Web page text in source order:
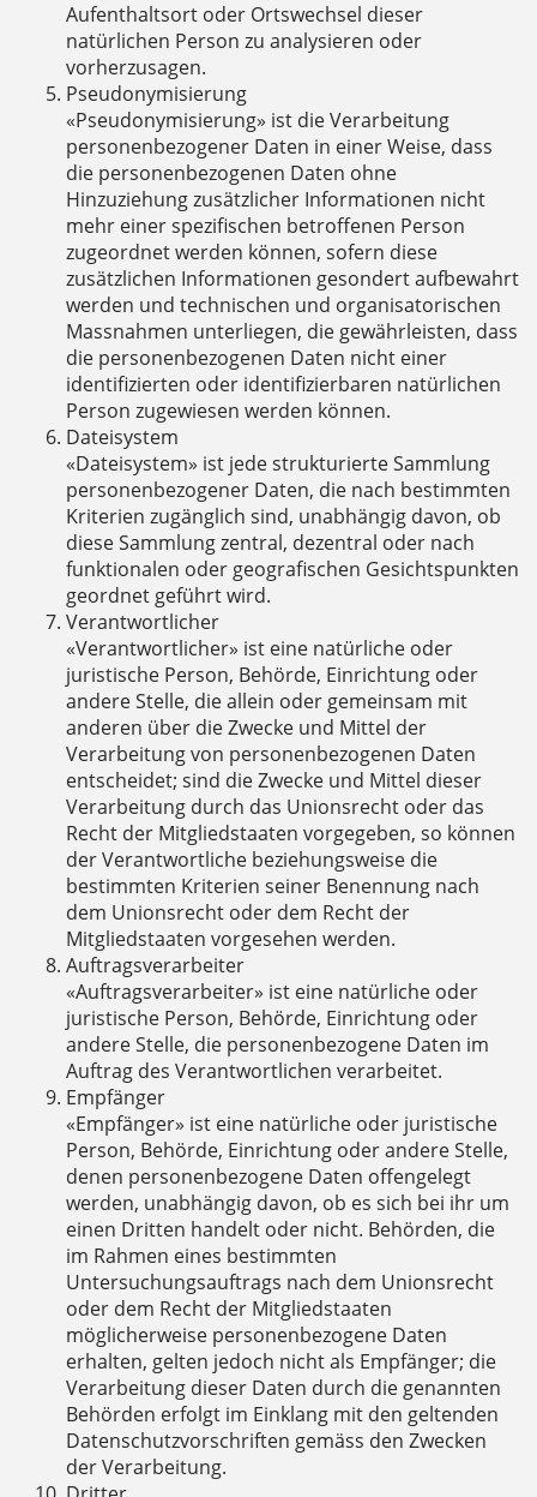
Aufenthaltsort oder Ortswechsel dieser
natürlichen Person zu analysieren oder
vorherzusagen.
Pseudonymisierung
«Pseudonymisierung» ist die Verarbeitung
personenbezogener Daten in einer Weise, dass
die personenbezogenen Daten ohne
Hinzuziehung zusätzlicher Informationen nicht
mehr einer spezifischen betroffenen Person
zugeordnet werden können, sofern diese
zusätzlichen Informationen gesondert aufbewahrt
werden und technischen und organisatorischen
Massnahmen unterliegen, die gewährleisten, dass
die personenbezogenen Daten nicht einer
identifizierten oder identifizierbaren natürlichen
Person zugewiesen werden können.
Dateisystem
«Dateisystem» ist jede strukturierte Sammlung
personenbezogener Daten, die nach bestimmten
Kriterien zugänglich sind, unabhängig davon, ob
diese Sammlung zentral, dezentral oder nach
funktionalen oder geografischen Gesichtspunkten
geordnet geführt wird.
Verantwortlicher
«Verantwortlicher» ist eine natürliche oder
juristische Person, Behörde, Einrichtung oder
andere Stelle, die allein oder gemeinsam mit
anderen über die Zwecke und Mittel der
Verarbeitung von personenbezogenen Daten
entscheidet; sind die Zwecke und Mittel dieser
Verarbeitung durch das Unionsrecht oder das
Recht der Mitgliedstaaten vorgegeben, so können
der Verantwortliche beziehungsweise die
bestimmten Kriterien seiner Benennung nach
dem Unionsrecht oder dem Recht der
Mitgliedstaaten vorgesehen werden.
Auftragsverarbeiter
«Auftragsverarbeiter» ist eine natürliche oder
juristische Person, Behörde, Einrichtung oder
andere Stelle, die personenbezogene Daten im
Auftrag des Verantwortlichen verarbeitet.
Empfänger
«Empfänger» ist eine natürliche oder juristische
Person, Behörde, Einrichtung oder andere Stelle,
denen personenbezogene Daten offengelegt
werden, unabhängig davon, ob es sich bei ihr um
einen Dritten handelt oder nicht. Behörden, die
im Rahmen eines bestimmten
Untersuchungsauftrags nach dem Unionsrecht
oder dem Recht der Mitgliedstaaten
möglicherweise personenbezogene Daten
erhalten, gelten jedoch nicht als Empfänger; die
Verarbeitung dieser Daten durch die genannten
Behörden erfolgt im Einklang mit den geltenden
Datenschutzvorschriften gemäss den Zwecken
der Verarbeitung.